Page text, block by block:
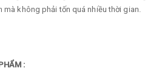
mà không phải tốn quá nhiều thời gian.
: